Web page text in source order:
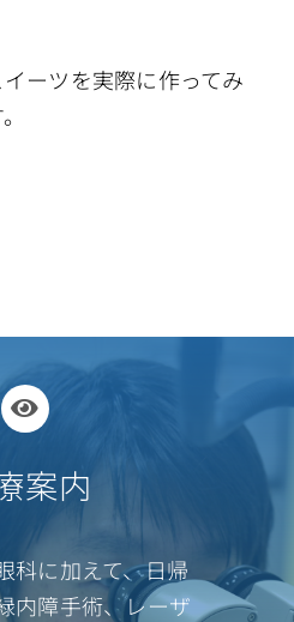
ーツを実際に作ってみ
案内
科に加えて、日帰
内障手術、レーザ